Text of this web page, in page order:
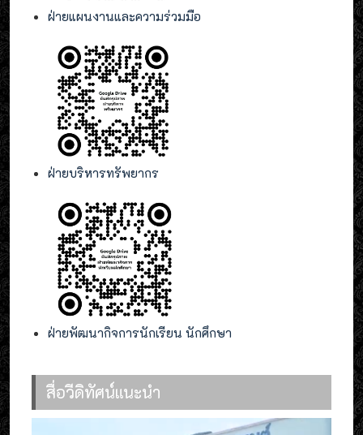
ฝ่ายแผนงานและความร่วมมือ
ฝ่ายบริหารทรัพยากร
ฝ่ายพัฒนากิจการนักเรียน นักศึกษา
สื่อวีดิทัศน์แนะนำ